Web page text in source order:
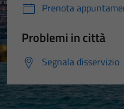
Prenota
Problemi in città
Segnala disservizio